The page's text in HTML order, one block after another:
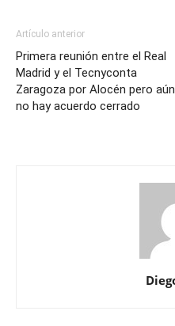
Artículo anterior
Primera reunión entre el Real
Madrid y el Tecnyconta
Zaragoza por Alocén pero aún
no hay acuerdo cerrado